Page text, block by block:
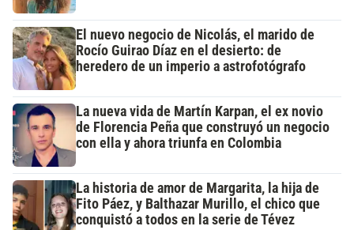
El nuevo negocio de Nicolás, el marido de
Rocío Guirao Díaz en el desierto: de
heredero de un imperio a astrofotógrafo
La nueva vida de Martín Karpan, el ex novio
de Florencia Peña que construyó un negocio
con ella y ahora triunfa en Colombia
La historia de amor de Margarita, la hija de
Fito Páez, y Balthazar Murillo, el chico que
conquistó a todos en la serie de Tévez